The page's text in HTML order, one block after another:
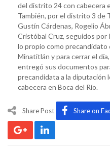
del distrito 24 con cabecera
También, por el distrito 3 de
Gustín Cárdenas, Rogelio
Cristóbal Cruz, seguidos por
lo propio como
Minatitlán y para cerrar el
entregó sus documentos
precandidata a la diputación
cabecera en Boca del Río.
Share Post Share on